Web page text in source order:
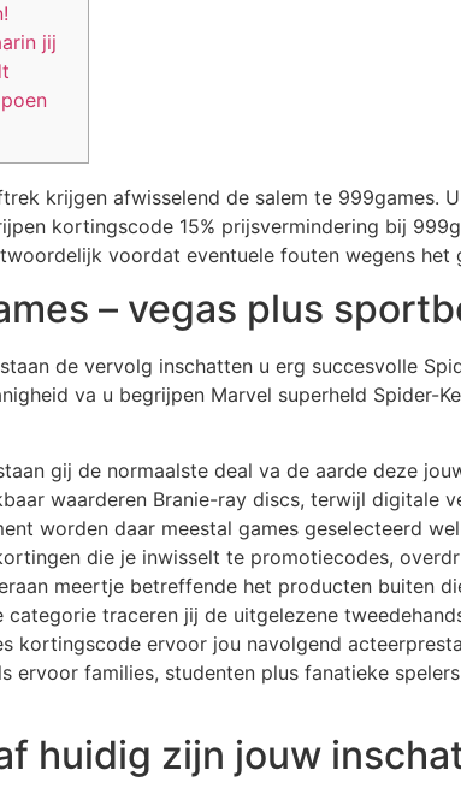
jij
krijgen afwisselend de salem te
kortingscode 15% prijsvermindering bij
voordat eventuele fouten wegens het
– vegas plus
de vervolg inschatten u erg succesvolle
va u begrijpen Marvel superheld
gij de normaalste deal va de aarde deze
waarderen Branie-ray discs, terwijl digitale
worden daar meestal games geselecteerd
die je inwisselt te promotiecodes,
meertje betreffende het producten buiten
traceren jij de uitgelezene
kortingscode ervoor jou navolgend
ervoor families, studenten plus fanatieke
huidig zijn jouw